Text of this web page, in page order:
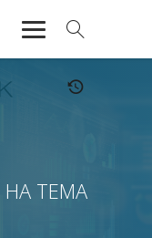
НА ТЕМА